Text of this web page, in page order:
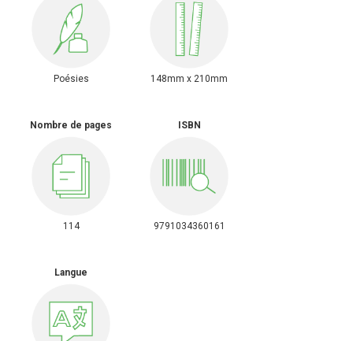
Poésies 148mm x 210mm
Nombre de pages
114
ISBN
9791034360161
Langue